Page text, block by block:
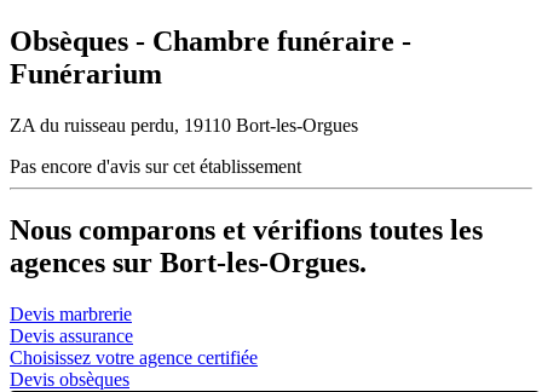
Obsèques - Chambre funéraire -
Funérarium
ZA du ruisseau perdu, 19110 Bort-les-Orgues
Pas encore d'avis sur cet établissement
Nous comparons et vérifions toutes les
agences sur Bort-les-Orgues.
Devis marbrerie
Devis assurance
Choisissez votre agence certifiée
Devis obsèques